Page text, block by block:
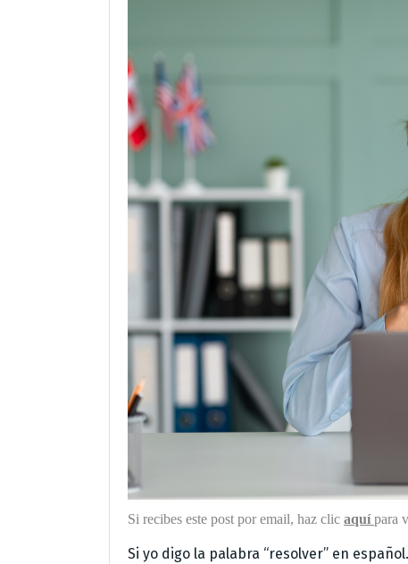
Si recibes este post por email, haz clic aquí para
Si yo digo la palabra “resolver” en